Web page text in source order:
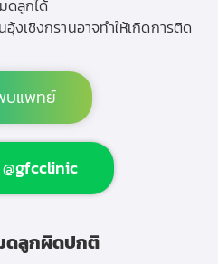
ดลูกได้
อุ้งเชิงกรานอาจทำให้เกิดการติด
บแพทย์
@gfcclinic
ดลูกผิดปกติ